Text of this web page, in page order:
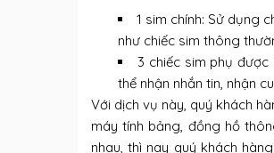
1 sim chính: Sử dụng
như chiếc sim thông
3 chiếc sim phụ
thể nhận nhắn tin, nhận
Với dịch vụ này, quý khách
máy tính bảng, đồng hồ
nhau, thì nay quý khách